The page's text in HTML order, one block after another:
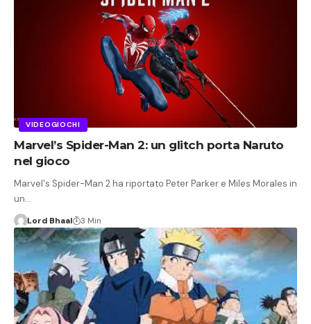
VIDEOGIOCHI
Marvel’s Spider-Man 2: un glitch porta Naruto
nel gioco
Marvel's Spider-Man 2 ha riportato Peter Parker e Miles Morales in
un…
Lord Bhaal 3 Min